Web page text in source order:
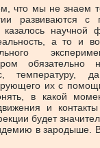
что мы не знаем
развиваются с
научной
а то и
обязательно
температуру,
их с
в какой
и
будет
в зародыше.